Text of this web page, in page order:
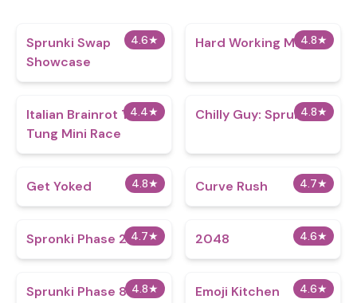
4.6★
Sprunki Swap
Showcase
4.8★
Hard Working Man
4.4★
Italian Brainrot Tung
Tung Mini Race
4.8★
Chilly Guy: Sprunky
4.8★
Get Yoked 4.7★
Curve Rush
4.7★
Spronki Phase 2 4.6★
2048
4.8★
Sprunki Phase 888
4.6★
Emoji Kitchen